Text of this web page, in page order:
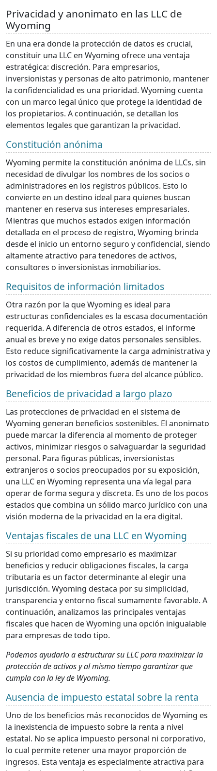
Privacidad y anonimato en las LLC de
Wyoming
En una era donde la protección de datos es crucial,
constituir una LLC en Wyoming ofrece una ventaja
estratégica: discreción. Para empresarios,
inversionistas y personas de alto patrimonio, mantener
la confidencialidad es una prioridad. Wyoming cuenta
con un marco legal único que protege la identidad de
los propietarios. A continuación, se detallan los
elementos legales que garantizan la privacidad.
Constitución anónima
Wyoming permite la constitución anónima de LLCs, sin
necesidad de divulgar los nombres de los socios o
administradores en los registros públicos. Esto lo
convierte en un destino ideal para quienes buscan
mantener en reserva sus intereses empresariales.
Mientras que muchos estados exigen información
detallada en el proceso de registro, Wyoming brinda
desde el inicio un entorno seguro y confidencial, siendo
altamente atractivo para tenedores de activos,
consultores o inversionistas inmobiliarios.
Requisitos de información limitados
Otra razón por la que Wyoming es ideal para
estructuras confidenciales es la escasa documentación
requerida. A diferencia de otros estados, el informe
anual es breve y no exige datos personales sensibles.
Esto reduce significativamente la carga administrativa y
los costos de cumplimiento, además de mantener la
privacidad de los miembros fuera del alcance público.
Beneficios de privacidad a largo plazo
Las protecciones de privacidad en el sistema de
Wyoming generan beneficios sostenibles. El anonimato
puede marcar la diferencia al momento de proteger
activos, minimizar riesgos o salvaguardar la seguridad
personal. Para figuras públicas, inversionistas
extranjeros o socios preocupados por su exposición,
una LLC en Wyoming representa una vía legal para
operar de forma segura y discreta. Es uno de los pocos
estados que combina un sólido marco jurídico con una
visión moderna de la privacidad en la era digital.
Ventajas fiscales de una LLC en Wyoming
Si su prioridad como empresario es maximizar
beneficios y reducir obligaciones fiscales, la carga
tributaria es un factor determinante al elegir una
jurisdicción. Wyoming destaca por su simplicidad,
transparencia y entorno fiscal sumamente favorable. A
continuación, analizamos las principales ventajas
fiscales que hacen de Wyoming una opción inigualable
para empresas de todo tipo.
Podemos ayudarlo a estructurar su LLC para maximizar la
protección de activos y al mismo tiempo garantizar que
cumpla con la ley de Wyoming.
Ausencia de impuesto estatal sobre la renta
Uno de los beneficios más reconocidos de Wyoming es
la inexistencia de impuesto sobre la renta a nivel
estatal. No se aplica impuesto personal ni corporativo,
lo cual permite retener una mayor proporción de
ingresos. Esta ventaja es especialmente atractiva para